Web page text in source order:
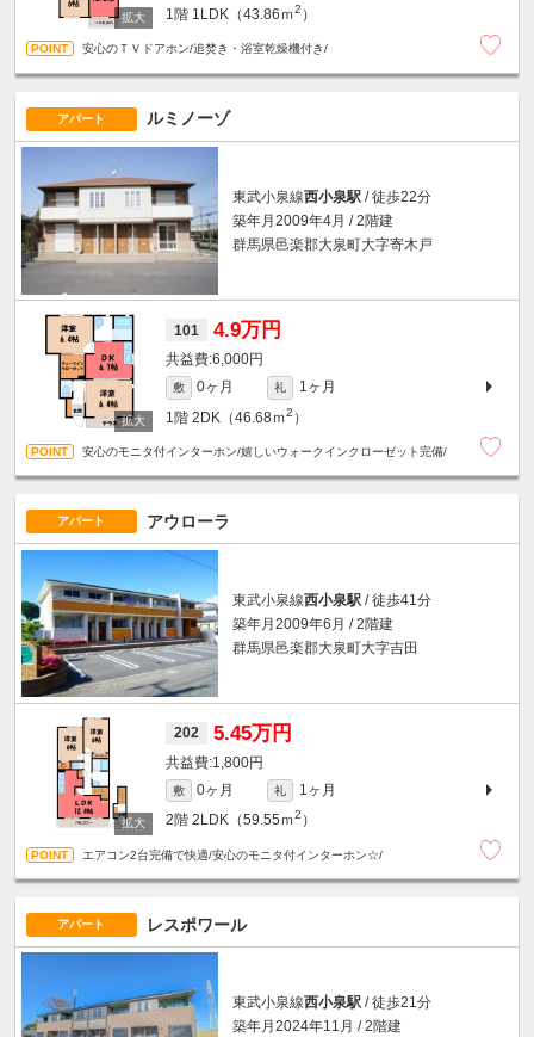
1階 1LDK（43.86ｍ2 ）
安心のＴＶドアホン/追焚き・浴室乾燥機付き/
アパート ルミノーゾ
東武小泉線西小泉駅 / 徒歩22分
築年月2009年4月 / 2階建
群馬県邑楽郡大泉町大字寄木戸
101 4.9万円
6,000円
敷 0ヶ月 礼
1ヶ月
1階 2DK（46.68ｍ2 ）
安心のモニタ付インターホン/嬉しいウォークインクローゼット完備/
アパート アウローラ
東武小泉線西小泉駅 / 徒歩41分
築年月2009年6月 / 2階建
群馬県邑楽郡大泉町大字吉田
202 5.45万円
1,800円
敷 0ヶ月 礼
1ヶ月
2階 2LDK（59.55ｍ2 ）
エアコン2台完備で快適/安心のモニタ付インターホン☆/
アパート レスポワール
東武小泉線西小泉駅 / 徒歩21分
築年月2024年11月 / 2階建